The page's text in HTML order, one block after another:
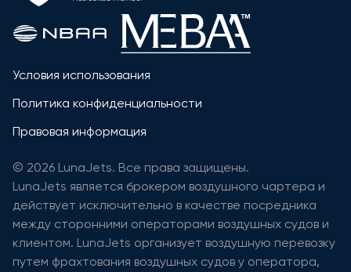
Условия использования
Политика конфиденциальности
Правовая информация
© 2026 LunaJets. Все права защищены.
LunaJets является брокером воздушного чартера и
действует исключительно в качестве посредника
между сторонними операторами воздушных судов и
клиентом. LunaJets организует воздушную перевозку
путем фрахтования воздушных судов у оператора,